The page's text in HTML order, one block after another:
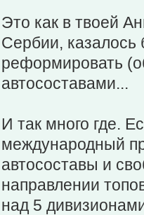
Это как в твоей
Сербии, казалось
реформировать
автосоставами...
И так много где.
международный
автосоставы и
направлении
над 5